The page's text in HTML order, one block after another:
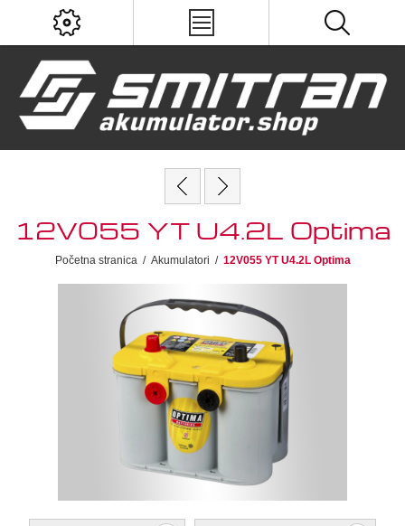
12V055 YT U4.2L Optima
Početna stranica / Akumulatori / 12V055 YT U4.2L Optima